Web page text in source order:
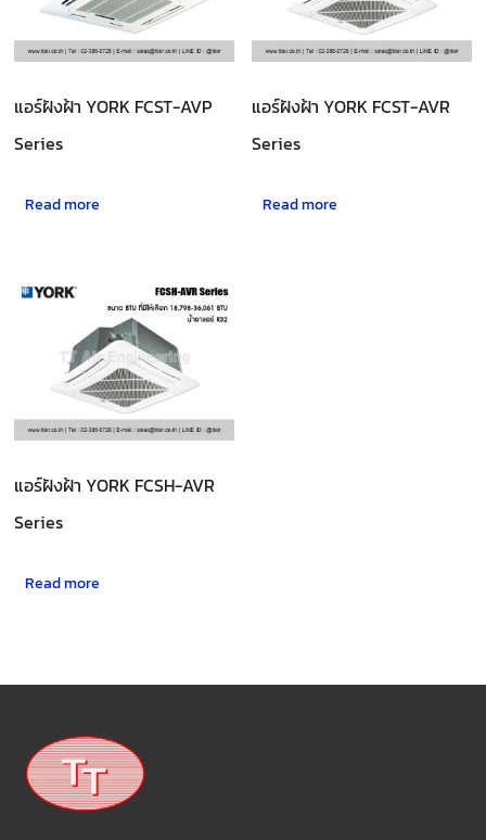
แอร์ฝังฝ้า YORK FCST-AVP
Series
Read more
แอร์ฝังฝ้า YORK FCST-AVR
Series
Read more
แอร์ฝังฝ้า YORK FCSH-AVR
Series
Read more